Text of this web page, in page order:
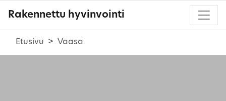
Rakennettu hyvinvointi
Etusivu Vaasa